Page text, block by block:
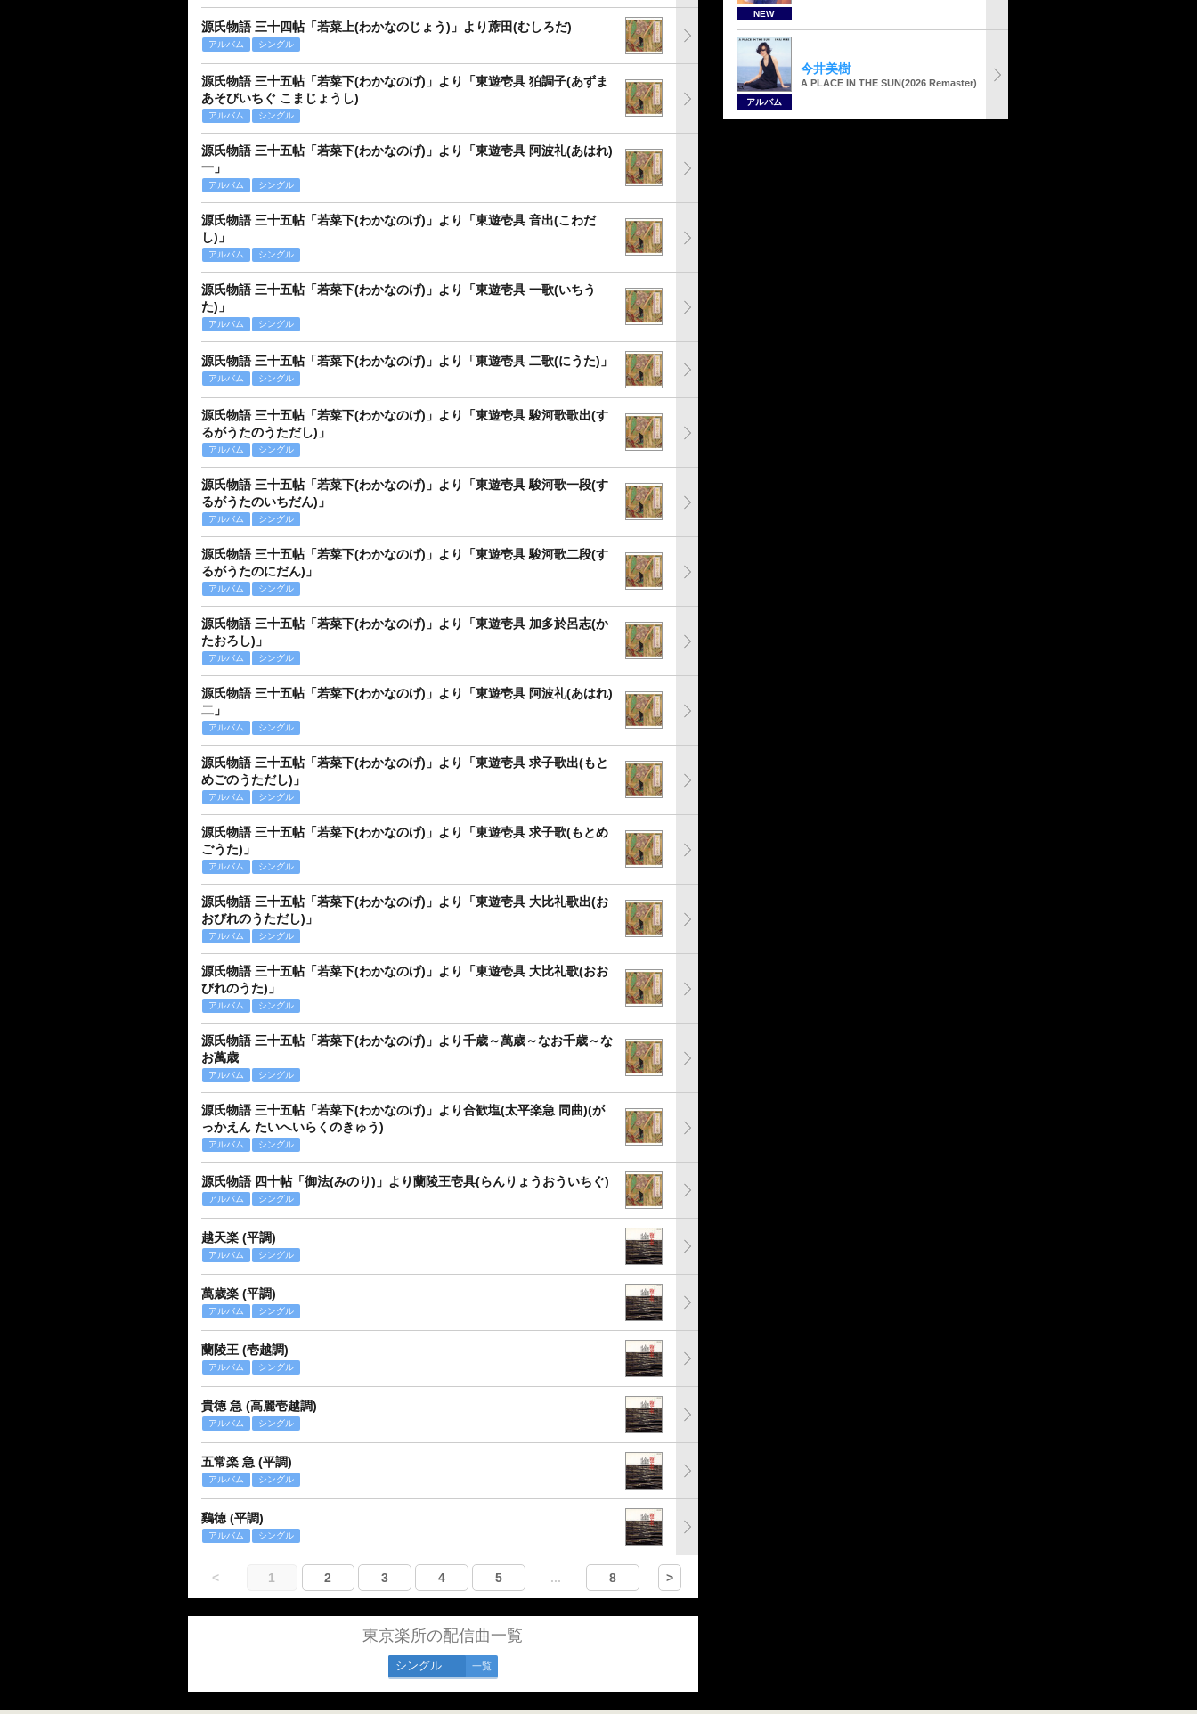
源氏物語 三十四帖「若菜上(わかなのじょう)」より蓆田(むしろだ)
アルバム シングル
源氏物語 三十五帖「若菜下(わかなのげ)」より「東遊壱具 狛調子(あずま
あそびいちぐ こまじょうし)
アルバム シングル
源氏物語 三十五帖「若菜下(わかなのげ)」より「東遊壱具 阿波礼(あはれ)
一」
アルバム シングル
源氏物語 三十五帖「若菜下(わかなのげ)」より「東遊壱具 音出(こわだ
し)」
アルバム シングル
源氏物語 三十五帖「若菜下(わかなのげ)」より「東遊壱具 一歌(いちう
た)」
アルバム シングル
源氏物語 三十五帖「若菜下(わかなのげ)」より「東遊壱具 二歌(にうた)」
アルバム シングル
源氏物語 三十五帖「若菜下(わかなのげ)」より「東遊壱具 駿河歌歌出(す
るがうたのうただし)」
アルバム シングル
源氏物語 三十五帖「若菜下(わかなのげ)」より「東遊壱具 駿河歌一段(す
るがうたのいちだん)」
アルバム シングル
源氏物語 三十五帖「若菜下(わかなのげ)」より「東遊壱具 駿河歌二段(す
るがうたのにだん)」
アルバム シングル
源氏物語 三十五帖「若菜下(わかなのげ)」より「東遊壱具 加多於呂志(か
たおろし)」
アルバム シングル
源氏物語 三十五帖「若菜下(わかなのげ)」より「東遊壱具 阿波礼(あはれ)
二」
アルバム シングル
源氏物語 三十五帖「若菜下(わかなのげ)」より「東遊壱具 求子歌出(もと
めごのうただし)」
アルバム シングル
源氏物語 三十五帖「若菜下(わかなのげ)」より「東遊壱具 求子歌(もとめ
ごうた)」
アルバム シングル
源氏物語 三十五帖「若菜下(わかなのげ)」より「東遊壱具 大比礼歌出(お
おびれのうただし)」
アルバム シングル
源氏物語 三十五帖「若菜下(わかなのげ)」より「東遊壱具 大比礼歌(おお
びれのうた)」
アルバム シングル
源氏物語 三十五帖「若菜下(わかなのげ)」より千歳～萬歳～なお千歳～な
お萬歳
アルバム シングル
源氏物語 三十五帖「若菜下(わかなのげ)」より合歓塩(太平楽急 同曲)(が
っかえん たいへいらくのきゅう)
アルバム シングル
源氏物語 四十帖「御法(みのり)」より蘭陵王壱具(らんりょうおういちぐ)
アルバム シングル
越天楽 (平調)
アルバム シングル
萬歳楽 (平調)
アルバム シングル
蘭陵王 (壱越調)
アルバム シングル
貴徳 急 (高麗壱越調)
アルバム シングル
五常楽 急 (平調)
アルバム シングル
鷄徳 (平調)
アルバム シングル
< 1 2 3 4 5 ... 8 >
東京楽所の配信曲一覧
シングル 一覧
NEW
アルバム
今井美樹
A PLACE IN THE SUN(2026 Remaster)